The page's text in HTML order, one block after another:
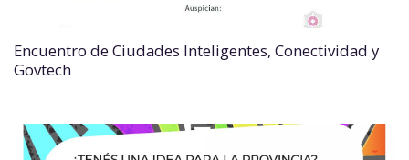
Encuentro de Ciudades Inteligentes, Conectividad y
Govtech